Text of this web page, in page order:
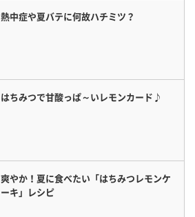
熱中症や夏バテに何故ハチミツ？
はちみつで甘酸っぱ～いレモンカード♪
爽やか！夏に食べたい「はちみつレモンケ
ーキ」レシピ